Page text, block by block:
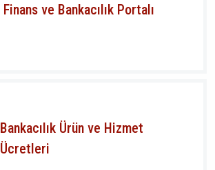
Finans ve Bankacılık Portalı
Bankacılık Ürün ve Hizmet
Ücretleri